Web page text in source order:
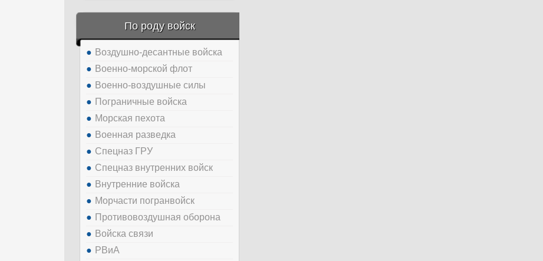
По роду войск
Воздушно-десантные войска
Военно-морской флот
Военно-воздушные силы
Пограничные войска
Морская пехота
Военная разведка
Спецназ ГРУ
Спецназ внутренних войск
Внутренние войска
Морчасти погранвойск
Противовоздушная оборона
Войска связи
РВиА